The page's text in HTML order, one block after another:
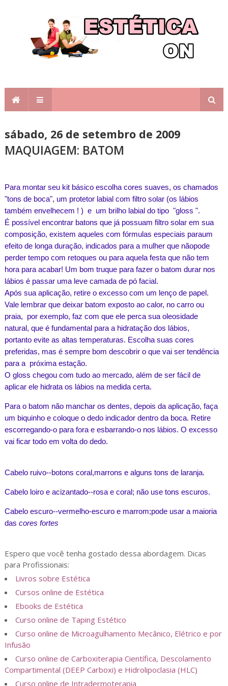
sábado, 26 de setembro de 2009
MAQUIAGEM: BATOM
Para montar seu kit básico escolha cores suaves, os chamados
"tons de boca", um protetor labial com filtro solar (os lábios
também envelhecem ! ) e um brilho labial do tipo "gloss ".
É possível encontrar batons que já possuam filtro solar em sua
composição, existem aqueles com fórmulas especiais paraum
efeito de longa duração, indicados para a mulher que nãopode
perder tempo com retoques ou para aquela festa que não tem
hora para acabar! Um bom truque para fazer o batom durar nos
lábios é passar uma leve camada de pó facial.
Após sua aplicação, retire o excesso com um lenço de papel.
Vale lembrar que deixar batom exposto ao calor, no carro ou
praia, por exemplo, faz com que ele perca sua oleosidade
natural, que é fundamental para a hidratação dos lábios,
portanto evite as altas temperaturas. Escolha suas cores
preferidas, mas é sempre bom descobrir o que vai ser tendência
para a próxima estação.
O gloss chegou com tudo ao mercado, além de ser fácil de
aplicar ele hidrata os lábios na medida certa.
Para o batom não manchar os dentes, depois da aplicação, faça
um biquinho e coloque o dedo indicador dentro da boca. Retire
escorregando-o para fora e esbarrando-o nos lábios. O excesso
vai ficar todo em volta do dedo.
Cabelo ruivo--botons coral,marrons e alguns tons de laranja.
Cabelo loiro e acizantado--rosa e coral; não use tons escuros.
Cabelo escuro--vermelho-escuro e marrom;pode usar a maioria
das cores fortes
Espero que você tenha gostado dessa abordagem. Dicas
para Profissionais:
Livros sobre Estética
Cursos online de Estética
Ebooks de Estética
Curso online de Taping Estético
Curso online de Microagulhamento Mecânico, Elétrico e por
Infusão
Curso online de Carboxiterapia Científica, Descolamento
Compartimental (DEEP Carboxi) e Hidrolipoclasia (HLC)
Curso online de Intradermoterapia